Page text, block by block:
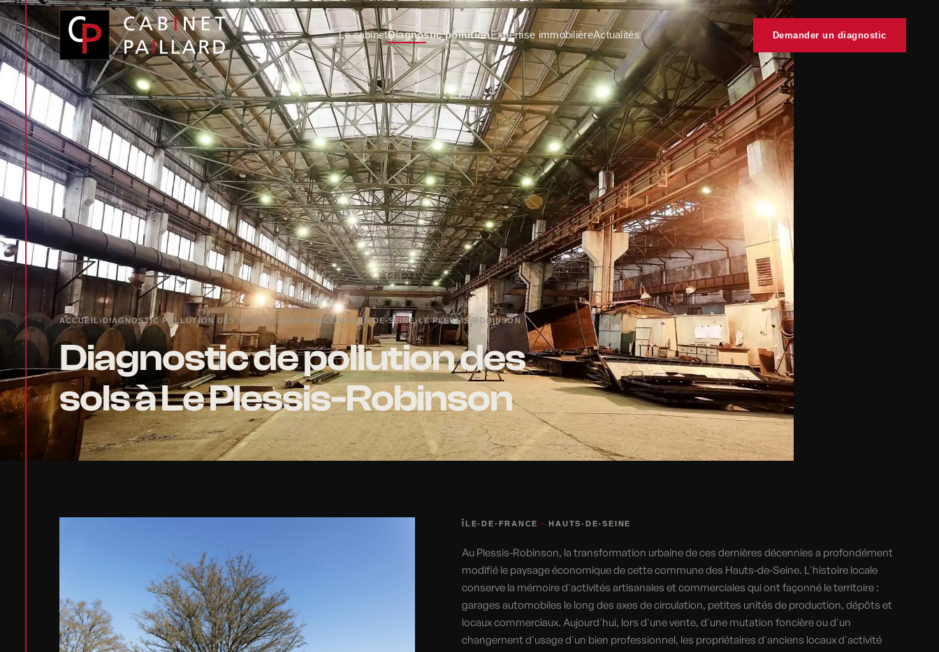
Le cabinetDiagnostic pollutionExpertise immobilièreActualités Demander un diagnostic
ACCUEIL›DIAGNOSTIC POLLUTION DES SOLS› ÎLE-DE-FRANCE› HAUTS-DE-SEINE›LE PLESSIS-ROBINSON
Diagnostic de pollution des
sols à Le Plessis-Robinson
ÎLE-DE-FRANCE ·HAUTS-DE-SEINE
Au Plessis-Robinson, la transformation urbaine de ces dernières décennies a profondément
modifié le paysage économique de cette commune des Hauts-de-Seine. L'histoire locale
conserve la mémoire d'activités artisanales et commerciales qui ont façonné le territoire :
garages automobiles le long des axes de circulation, petites unités de production, dépôts et
locaux commerciaux. Aujourd'hui, lors d'une vente, d'une mutation foncière ou d'un
changement d'usage d'un bien professionnel, les propriétaires d'anciens locaux d'activité
Panneau de gestion des cookies